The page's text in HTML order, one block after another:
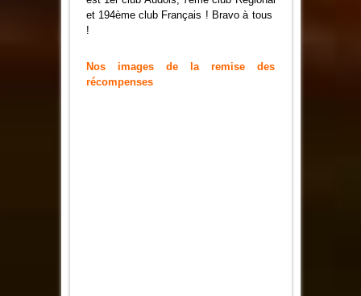
et 194ème club Français ! Bravo à tous
!
Nos images de la remise des
récompenses